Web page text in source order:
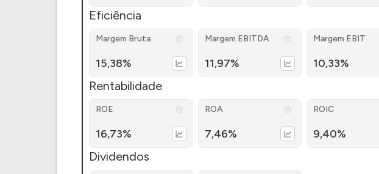
Eficiência
Margem Bruta
15,38%
Margem EBITDA
11,97%
Margem EBIT
10,33%
Rentabilidade
ROE
16,73%
ROA
7,46%
ROIC
9,40%
Dividendos